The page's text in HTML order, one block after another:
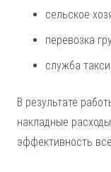
сельское
перевозка
служба
В результате
накладные
эффективность